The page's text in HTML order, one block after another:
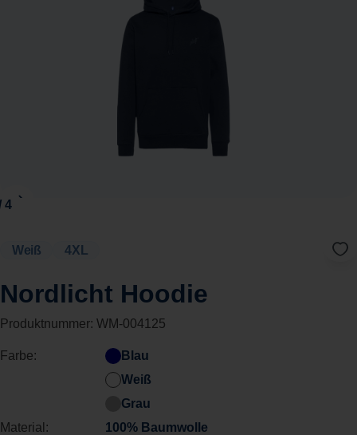
Weiß 4XL
Nordlicht Hoodie
Produktnummer: WM-004125
Farbe:
Blau
Weiß
Grau
Material:
100% Baumwolle